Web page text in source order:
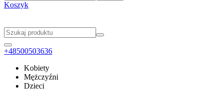
Koszyk
+48500503636
Kobiety
Mężczyźni
Dzieci